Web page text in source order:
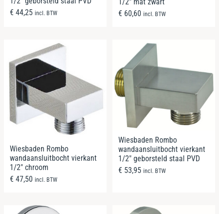
€ 44,25 incl. BTW
€ 60,60 incl. BTW
Wiesbaden Rombo
wandaansluitbocht vierkant
1/2″ chroom
€ 47,50 incl. BTW
Wiesbaden Rombo
wandaansluitbocht vierkant
1/2″ geborsteld staal PVD
€ 53,95 incl. BTW